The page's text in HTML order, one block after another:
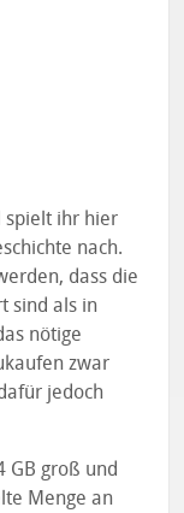
spielt ihr hier
nach.
dass die
sind als in
nötige
zwar
jedoch
GB groß und
Menge an